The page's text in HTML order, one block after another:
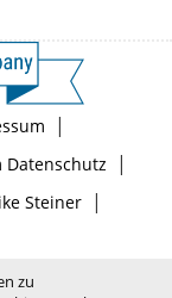
|
Datenschutz |
Steiner|
zu